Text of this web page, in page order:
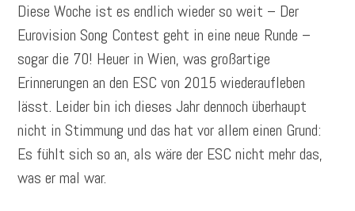
Diese Woche ist es endlich wieder so weit – Der
Eurovision Song Contest geht in eine neue Runde –
sogar die 70! Heuer in Wien, was großartige
Erinnerungen an den ESC von 2015 wiederaufleben
lässt. Leider bin ich dieses Jahr dennoch überhaupt
nicht in Stimmung und das hat vor allem einen Grund:
Es fühlt sich so an, als wäre der ESC nicht mehr das,
was er mal war.